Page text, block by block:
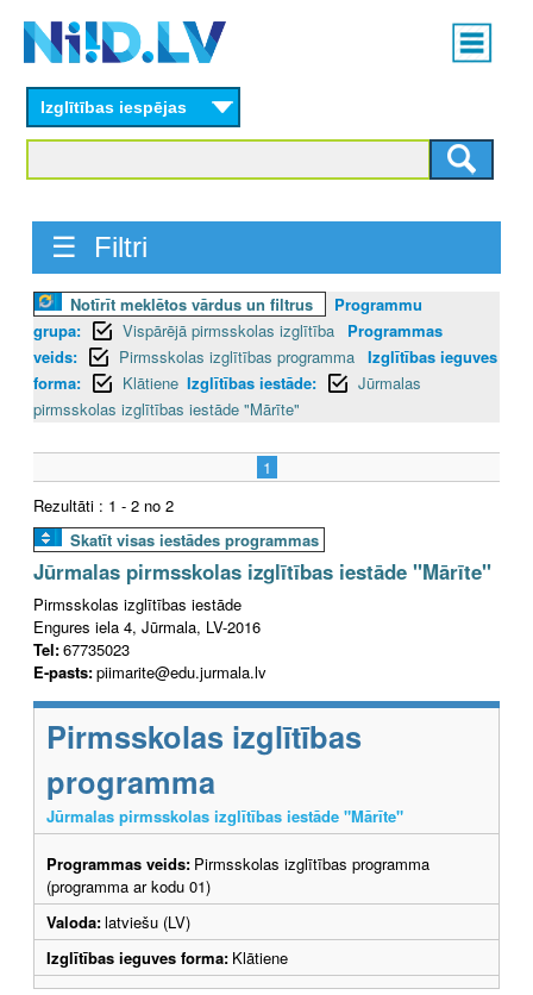
content
Main
menu
Izglītības iespējas
☰ Filtri
Notīrīt meklētos vārdus un filtrus
Programmu
grupa:
Vispārējā pirmsskolas izglītība
Programmas
veids:
Pirmsskolas izglītības programma Izglītības ieguves
forma:
Klātiene Izglītības iestāde:
Jūrmalas
pirmsskolas izglītības iestāde "Mārīte"
1
Rezultāti : 1 - 2 no 2
Skatīt visas iestādes programmas
Jūrmalas pirmsskolas izglītības iestāde "Mārīte"
Pirmsskolas izglītības iestāde
Engures iela 4, Jūrmala, LV-2016
Tel:67735023
E-pasts:piimarite@edu.jurmala.lv
Pirmsskolas izglītības
programma
Jūrmalas pirmsskolas izglītības iestāde "Mārīte"
Programmas veids: Pirmsskolas izglītības programma
(programma ar kodu 01)
Valoda:latviešu (LV)
Izglītības ieguves forma: Klātiene